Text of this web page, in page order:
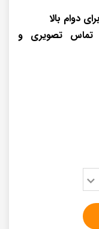
برای دوام بالا
تماس تصویری و